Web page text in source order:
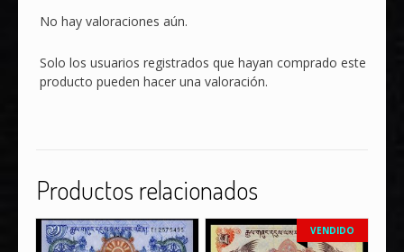
No hay valoraciones aún.
Solo los usuarios registrados que hayan comprado este
producto pueden hacer una valoración.
Productos relacionados
VENDIDO